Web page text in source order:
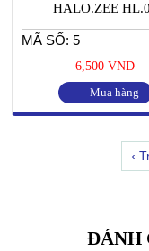
HALO.ZEE
MÃ SỐ: 5
6,500 VND
Mua hàng
‹
ĐÁNH